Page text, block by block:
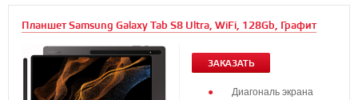
Планшет Samsung Galaxy Tab S8 Ultra, WiFi, 128Gb, Графит
ЗАКАЗАТЬ
Диагональ экрана